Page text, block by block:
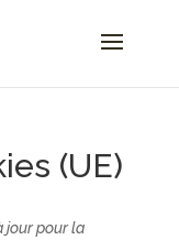
(UE)
jour pour la